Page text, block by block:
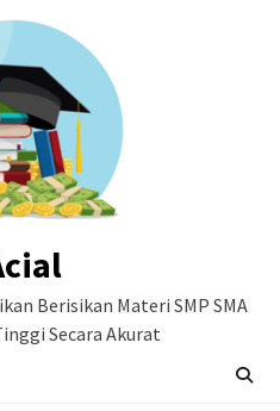
Berisikan Materi SMP SMA
Secara Akurat